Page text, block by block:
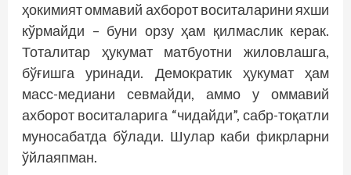
ҳокимият оммавий ахборот воситаларини яхши
кўрмайди – буни орзу ҳам қилмаслик керак.
Тоталитар ҳукумат матбуотни жиловлашга,
бўғишга уринади. Демократик ҳукумат ҳам
масс-медиа­­ни севмайди, аммо у оммавий
ахборот воситаларига “чидайди”, сабр-тоқатли
муносабатда бўлади. Шулар каби фикрларни
ўйлаяпман.